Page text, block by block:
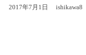
2017年7月1日 ishikawa8